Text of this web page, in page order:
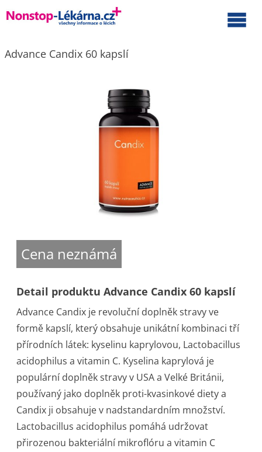
Advance Candix 60 kapslí
Cena neznámá
Detail produktu Advance Candix 60 kapslí
Advance Candix je revoluční doplněk stravy ve
formě kapslí, který obsahuje unikátní kombinaci tří
přírodních látek: kyselinu kaprylovou, Lactobacillus
acidophilus a vitamin C. Kyselina kaprylová je
populární doplněk stravy v USA a Velké Británii,
používaný jako doplněk proti-kvasinkové diety a
Candix ji obsahuje v nadstandardním množství.
Lactobacillus acidophilus pomáhá udržovat
přirozenou bakteriální mikroflóru a vitamin C